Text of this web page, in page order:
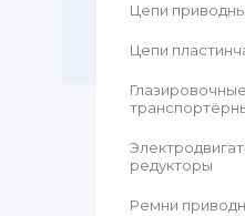
Цепи
Цепи
редукторы
Ремни